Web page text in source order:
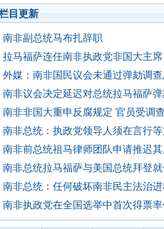
目更新
南非副总统马布扎辞职
拉马福萨连任南非执政党非国大主席
外媒：南非国民议会未通过弹劾调
南非议会决定延迟对总统拉马福萨
南非非国大重申反腐规定 官员受调
南非总统：执政党领导人须在言行
南非前总统祖马律师团队申请推迟其
南非总统拉马福萨与美国总统拜登
南非总统：任何破坏南非民主法治
南非执政党在全国选举中首次得票